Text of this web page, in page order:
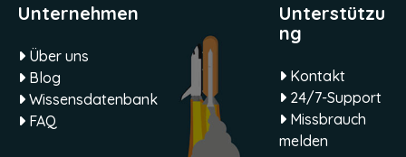
Unternehmen
Über uns
Blog
Wissensdatenbank
FAQ
Unterstützu
ng
Kontakt
24/7-Support
Missbrauch
melden